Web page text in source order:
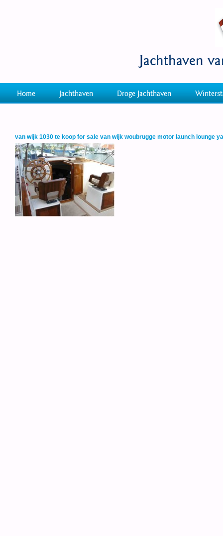
Jachthaven
Home Jachthaven Droge Jachthaven
van wijk 1030 te koop for sale van wijk woubrugge motor launch lounge